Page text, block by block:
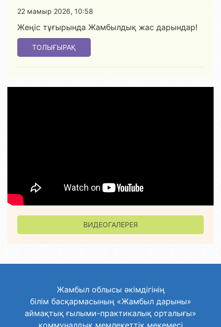
22 мамыр 2026, 10:58
Жеңіс тұғырында Жамбылдық жас дарындар!
ТОЛЫҒЫРАҚ
ВИДЕОГАЛЕРЕЯ
Жамбыл облысы әкімдігінің
білім басқармасының «Жамбыл дарыны»
аймақтық ғылыми-практикалық орталығы»
коммуналдық мемлекеттік мекемесі